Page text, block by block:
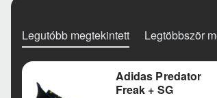
Legutóbb megtekintett Legtöbbször
Adidas Predator
Freak + SG